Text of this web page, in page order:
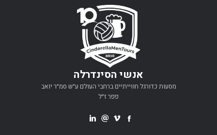
אנשי הסינדרלה
מסעות כדורגל חווייתיים ברחבי העולם ע״ש סמ״ר יואב
פפר ז״ל